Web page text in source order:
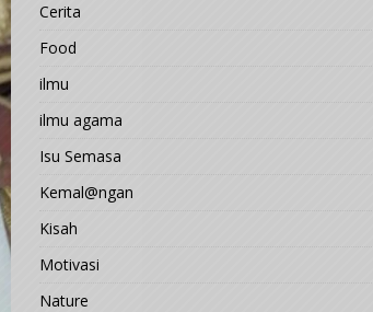
Cerita
Food
ilmu
ilmu agama
Isu Semasa
Kemal@ngan
Kisah
Motivasi
Nature